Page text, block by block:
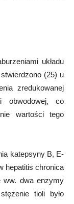
układu
(25) u
zredukowanej
obwodowej, co
wartości tego
katepsyny B, E-
hepatitis chronica
ww. dwa enzymy
tioli było